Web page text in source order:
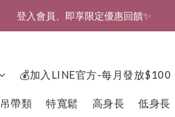
🎉新北淡水實體門市🤗歡迎蒞臨試穿🎉
🎉新北淡水實體門市🤗歡迎蒞臨試穿🎉
💰加入LINE官方-每月發放$100
吊帶類 特寬鬆 高身長 低身長